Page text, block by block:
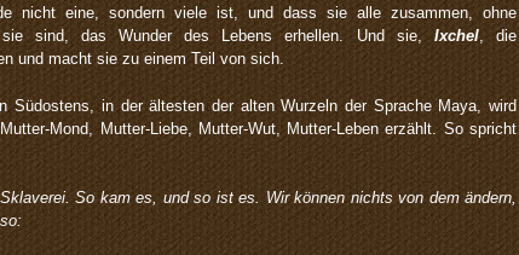
nicht eine, sondern viele ist, und dass sie alle zusammen, ohne
sind, das Wunder des Lebens erhellen. Und sie, Ixchel, die
und macht sie zu einem Teil von sich.
Südostens, in der ältesten der alten Wurzeln der Sprache Maya, wird
Mutter-Mond, Mutter-Liebe, Mutter-Wut, Mutter-Leben erzählt. So spricht
So kam es, und so ist es. Wir können nichts von dem ändern,